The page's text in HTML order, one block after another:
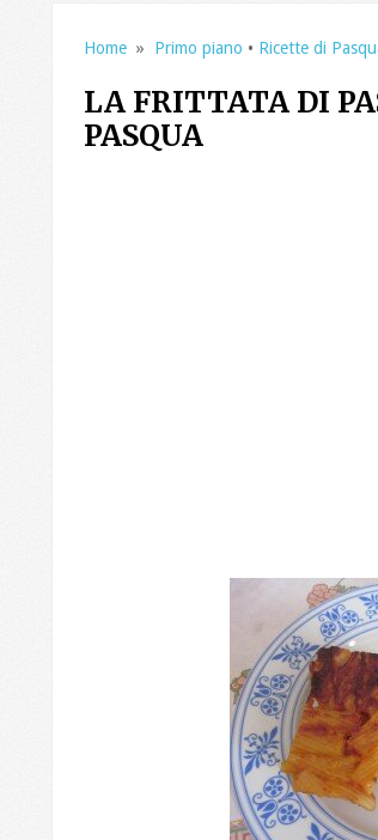
Home» Primo piano • Ricette di
LA FRITTATA DI
PASQUA